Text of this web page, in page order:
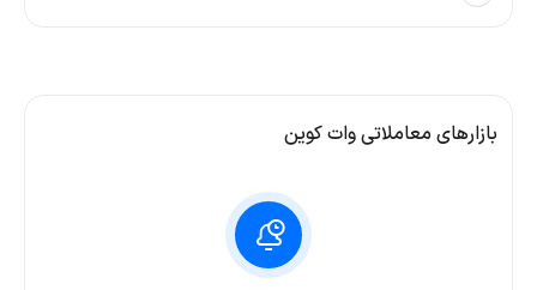
بازارهای معاملاتی وات کوین